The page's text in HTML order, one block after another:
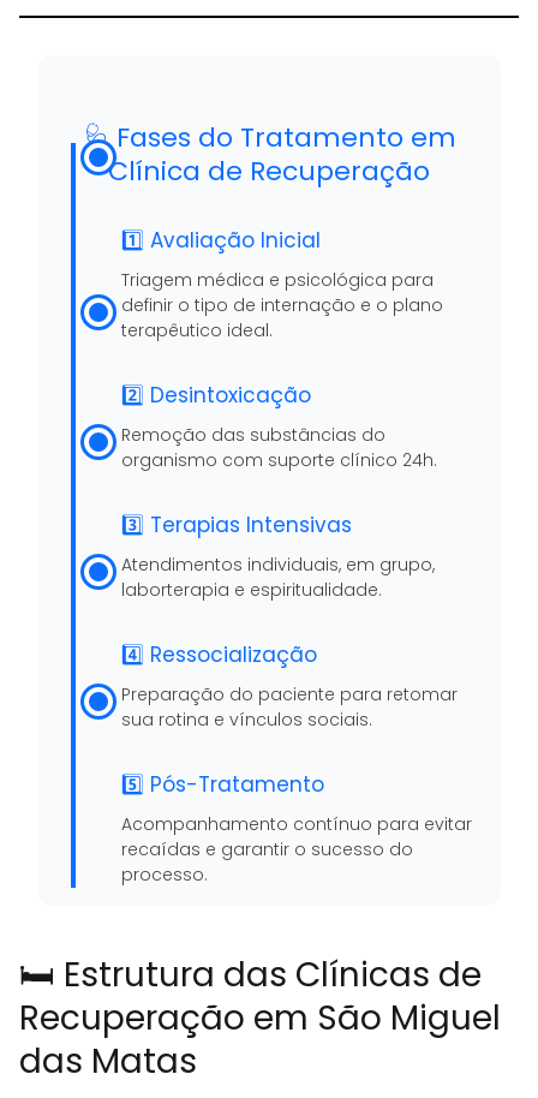
🩺 Fases do Tratamento em
Clínica de Recuperação
1️⃣ Avaliação Inicial
Triagem médica e psicológica para
definir o tipo de internação e o plano
terapêutico ideal.
2️⃣ Desintoxicação
Remoção das substâncias do
organismo com suporte clínico 24h.
3️⃣ Terapias Intensivas
Atendimentos individuais, em grupo,
laborterapia e espiritualidade.
4️⃣ Ressocialização
Preparação do paciente para retomar
sua rotina e vínculos sociais.
5️⃣ Pós-Tratamento
Acompanhamento contínuo para evitar
recaídas e garantir o sucesso do
processo.
🛏️ Estrutura das Clínicas de
Recuperação em São Miguel
das Matas